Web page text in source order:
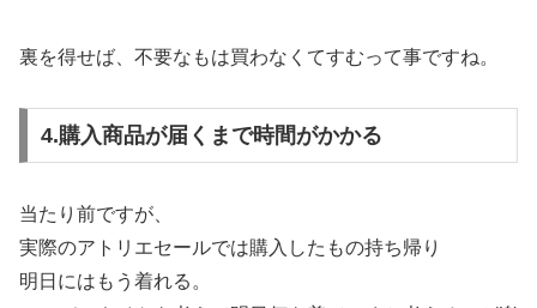
裏を得せば、不要なもは買わなくてすむって事ですね。
4.購入商品が届くまで時間がかかる
当たり前ですが、
実際のアトリエセールでは購入したもの持ち帰り
明日にはもう着れる。